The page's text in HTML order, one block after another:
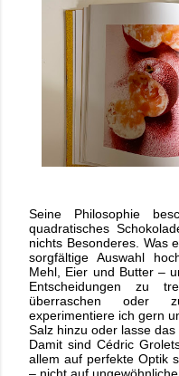
Seine Philosophie
quadratisches
nichts Besonderes. Was
sorgfältige Auswahl
Mehl, Eier und Butter –
Entscheidungen zu
überraschen oder
experimentiere ich gern
Salz hinzu oder lasse das
Damit sind Cédric
allem auf perfekte Optik